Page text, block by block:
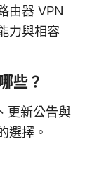
由器 VPN
力與相容
些？
更新公告與
選擇。